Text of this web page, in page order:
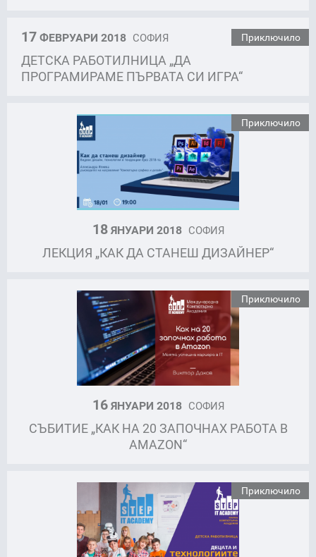
Приключило
17ФЕВРУАРИ 2018 СОФИЯ
ДЕТСКА РАБОТИЛНИЦА „ДА
ПРОГРАМИРАМЕ ПЪРВАТА СИ ИГРА“
Приключило
18ЯНУАРИ 2018 СОФИЯ
ЛЕКЦИЯ „КАК ДА СТАНЕШ ДИЗАЙНЕР“
Приключило
16ЯНУАРИ 2018 СОФИЯ
СЪБИТИЕ „КАК НА 20 ЗАПОЧНАХ РАБОТА В
AMAZON“
Приключило